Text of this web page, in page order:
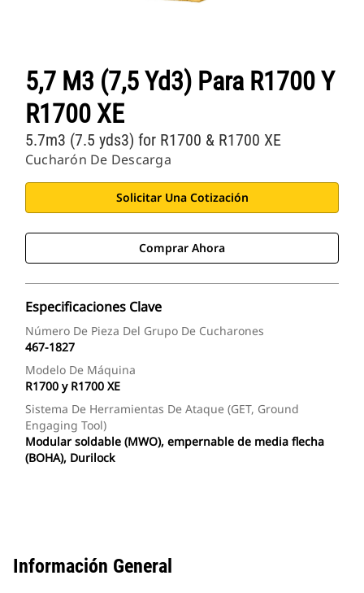
5,7 M3 (7,5 Yd3) Para R1700 Y
R1700 XE
Cucharón De Descarga
5.7m3 (7.5 yds3) for R1700 & R1700 XE
Solicitar Una Cotización
Comprar Ahora
Especificaciones Clave
Número De Pieza Del Grupo De Cucharones
467-1827
Modelo De Máquina
R1700 y R1700 XE
Sistema De Herramientas De Ataque (GET, Ground
Engaging Tool)
Modular soldable (MWO), empernable de media flecha
(BOHA), Durilock
Información General